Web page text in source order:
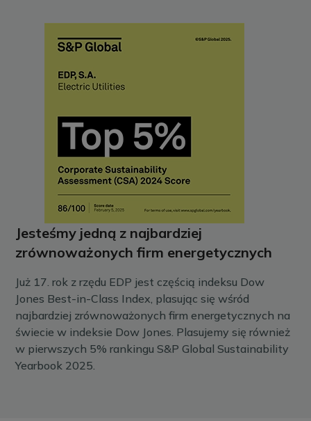
Jesteśmy jedną z najbardziej
zrównoważonych firm energetycznych
Już 17. rok z rzędu EDP jest częścią indeksu Dow
Jones Best-in-Class Index, plasując się wśród
najbardziej zrównoważonych firm energetycznych na
świecie w indeksie Dow Jones. Plasujemy się również
w pierwszych 5% rankingu S&P Global Sustainability
Yearbook 2025.